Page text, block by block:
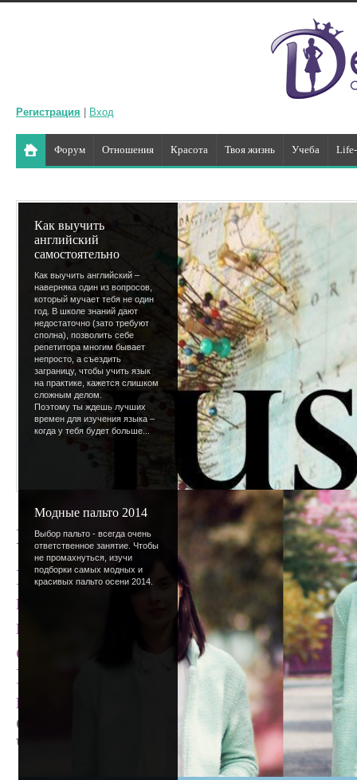
Регистрация Вход
Форум Отношения Красота Твоя жизнь Учеба
Как выучить
английский
самостоятельно
Как выучить английский –
наверняка один из вопросов,
который мучает тебя не один
год. В школе знаний дают
недостаточно (зато требуют
сполна), позволить себе
репетитора многим бывает
непросто, а съездить
заграницу, чтобы учить язык
на практике, кажется слишком
сложным делом.
Поэтому ты ждешь лучших
времен для изучения языка –
когда у тебя будет больше...
Модные пальто 2014
Выбор пальто - всегда очень
ответственное занятие. Чтобы
не промахнуться, изучи
подборки самых модных и
красивых пальто осени 2014.
Голосуем!!!
Мы опять учавствуем в эварде!!!
посещает этот сайт проголосовать
важно, в прошлый раз мы заняли
сейчас все получится!
Голосовать нужно за Stihiya
номинациях где найдете эту
Самый Полезный сайт,
Самый
Частообновляемый сайт,Лучший
Очень надеюсь на вас!